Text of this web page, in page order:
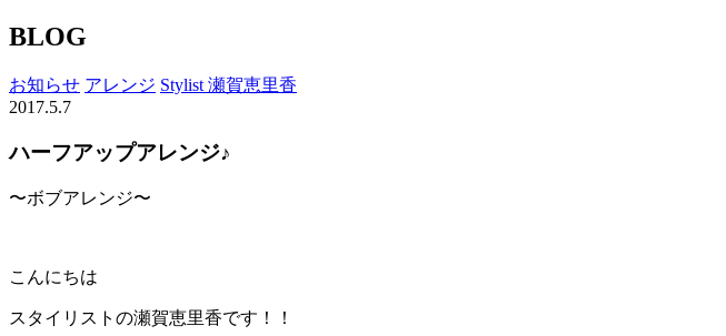
BLOG
お知らせ アレンジ Stylist 瀬賀恵里香
2017.5.7
ハーフアップアレンジ♪
〜ボブアレンジ〜
こんにちは
スタイリストの瀬賀恵里香です！！